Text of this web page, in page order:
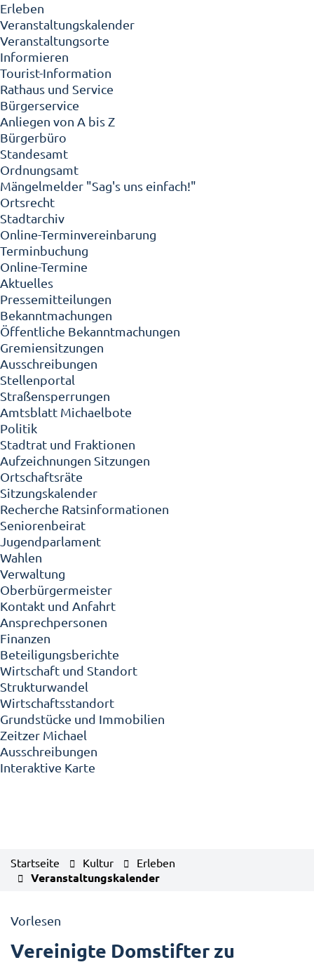
Erleben
Veranstaltungskalender
Veranstaltungsorte
Informieren
Tourist-Information
Rathaus und Service
Bürgerservice
Anliegen von A bis Z
Bürgerbüro
Standesamt
Ordnungsamt
Mängelmelder "Sag's uns einfach!"
Ortsrecht
Stadtarchiv
Online-Terminvereinbarung
Terminbuchung
Online-Termine
Aktuelles
Pressemitteilungen
Bekanntmachungen
Öffentliche Bekanntmachungen
Gremiensitzungen
Ausschreibungen
Stellenportal
Straßensperrungen
Amtsblatt Michaelbote
Politik
Stadtrat und Fraktionen
Aufzeichnungen Sitzungen
Ortschaftsräte
Sitzungskalender
Recherche Ratsinformationen
Seniorenbeirat
Jugendparlament
Wahlen
Verwaltung
Oberbürgermeister
Kontakt und Anfahrt
Ansprechpersonen
Finanzen
Beteiligungsberichte
Wirtschaft und Standort
Strukturwandel
Wirtschaftsstandort
Grundstücke und Immobilien
Zeitzer Michael
Ausschreibungen
Interaktive Karte
Startseite Kultur Erleben
Veranstaltungskalender
Vorlesen
Vereinigte Domstifter zu